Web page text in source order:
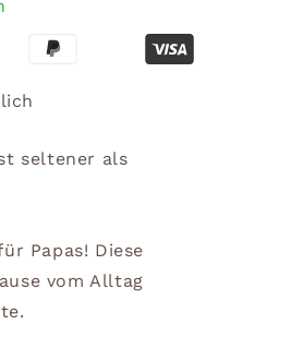
seltener als
Papas! Diese
vom Alltag